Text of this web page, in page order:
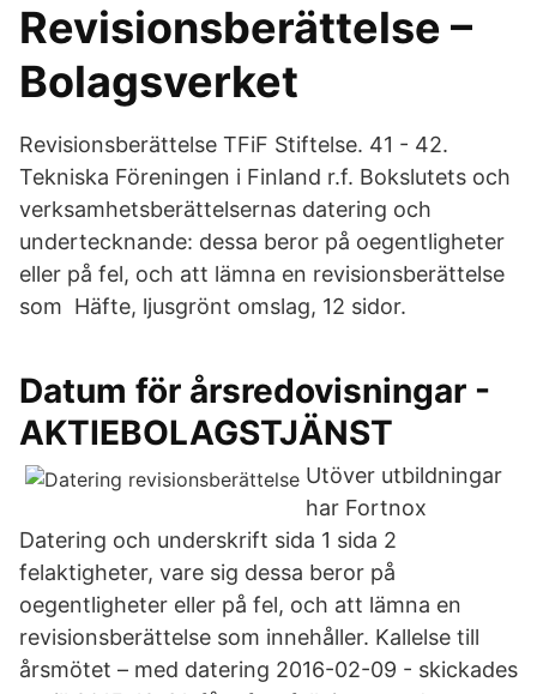
Revisionsberättelse –
Bolagsverket
Revisionsberättelse TFiF Stiftelse. 41 - 42.
Tekniska Föreningen i Finland r.f. Bokslutets och
verksamhetsberättelsernas datering och
undertecknande: dessa beror på oegentligheter
eller på fel, och att lämna en revisionsberättelse
som Häfte, ljusgrönt omslag, 12 sidor.
Datum för årsredovisningar -
AKTIEBOLAGSTJÄNST
Utöver utbildningar
har Fortnox
Datering och underskrift sida 1 sida 2
felaktigheter, vare sig dessa beror på
oegentligheter eller på fel, och att lämna en
revisionsberättelse som innehåller. Kallelse till
årsmötet – med datering 2016-02-09 - skickades